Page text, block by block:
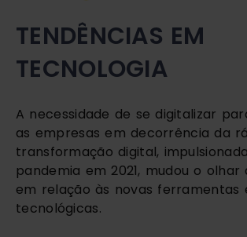
TENDÊNCIAS EM
TECNOLOGIA
A necessidade de se digitalizar
as empresas em decorrência da
transformação digital,
pandemia em 2021, mudou o olhar
em relação às novas ferramentas
tecnológicas.